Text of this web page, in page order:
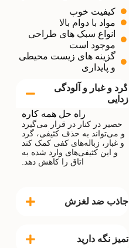
کیفیت خوب
مواد با دوام بالا
انواع سبک های طراحی
موجود است
گزینه های زیست محیطی
و پایداری
گرد و غبار و آلودگی
زدایی
راه حل همه کاره
حصیر در کنار در قرار می‌گیرد
و می‌تواند به حذف کثیفی، گرد
و غبار، زباله‌های کفی کمک کند
و این کثیفی‌های وارد شده به
اتاق را کاهش دهد.
جاذب ضد لغزش
تمیز نگه دارید